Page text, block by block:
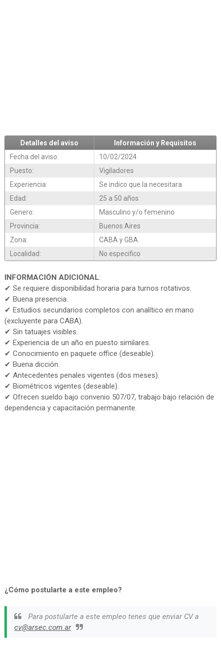
Detalles del aviso
Información y Requisitos
Fecha del aviso:
10/02/2024
Puesto:
Vigiladores
Experiencia:
Se indico que la necesitara
Edad:
25 a 50 años
Genero:
Masculino y/o femenino
Provincia:
Buenos Aires
Zona:
CABA y GBA
Localidad:
No especifico
INFORMACIÓN ADICIONAL:
✔ Se requiere disponibilidad horaria para turnos rotativos.
✔ Buena presencia.
✔ Estudios secundarios completos con analítico en mano
(excluyente para CABA).
✔ Sin tatuajes visibles.
✔ Experiencia de un año en puesto similares.
✔ Conocimiento en paquete office (deseable).
✔ Buena dicción.
✔ Antecedentes penales vigentes (dos meses).
✔ Biométricos vigentes (deseable).
✔ Ofrecen sueldo bajo convenio 507/07, trabajo bajo relación de
dependencia y capacitación permanente.
¿Cómo postularte a este empleo?
Para postularte a este empleo tenes que enviar CV a
cv@arsec.com.ar